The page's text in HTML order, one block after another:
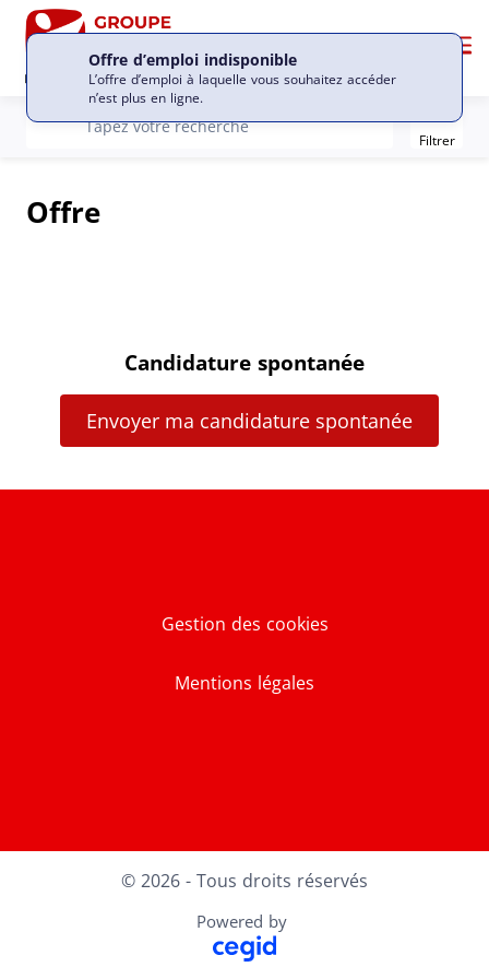
Offre d’emploi indisponible
L’offre d’emploi à laquelle vous souhaitez accéder
n’est plus en ligne.
recherche
Tapez votre recherche Filter
Filtrer
Offre
Candidature spontanée
Envoyer ma candidature spontanée
Gestion des cookies
Mentions légales
© 2026 - Tous droits réservés
Powered by